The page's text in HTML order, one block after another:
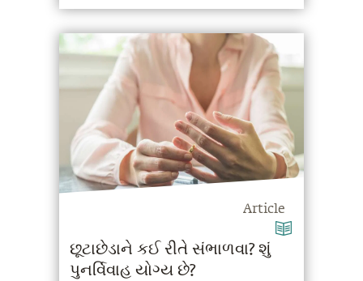
Article
છૂટાછેડાને કઈ રીતે સંભાળવા? શું
પુનર્વિવાહ યોગ્ય છે?